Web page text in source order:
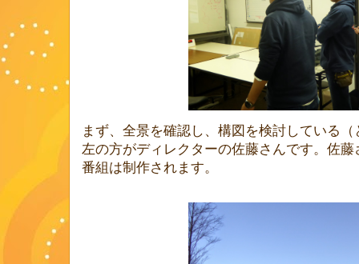
まず、全景を確認し、構図を検討している
左の方がディレクターの佐藤さんです。佐
番組は制作されます。